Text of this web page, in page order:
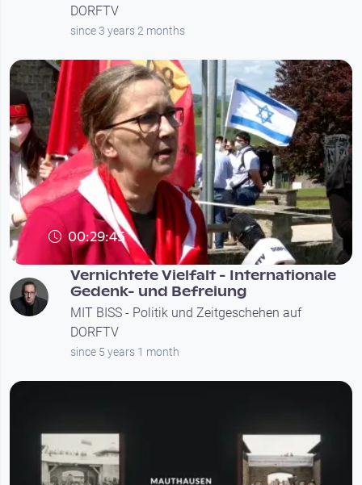
DORFTV
since 3 years 2 months
00:29:45
Vernichtete Vielfalt - Internationale
Gedenk- und Befreiung
MIT BISS - Politik und Zeitgeschehen auf
DORFTV
since 5 years 1 month